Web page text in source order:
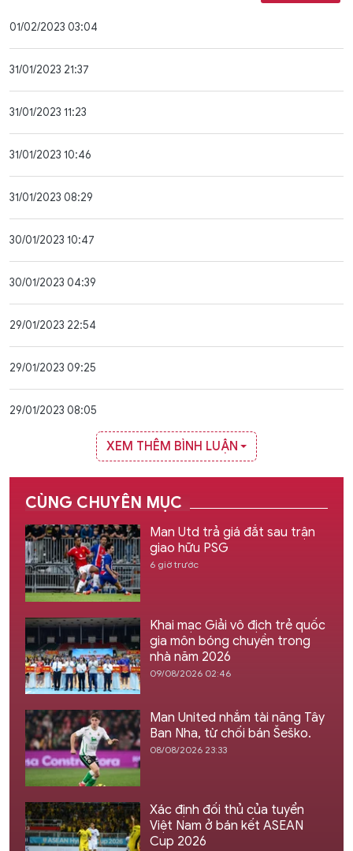
01/02/2023 03:04
31/01/2023 21:37
31/01/2023 11:23
31/01/2023 10:46
31/01/2023 08:29
30/01/2023 10:47
30/01/2023 04:39
29/01/2023 22:54
29/01/2023 09:25
29/01/2023 08:05
XEM THÊM BÌNH LUẬN
CÙNG CHUYÊN MỤC
Man Utd trả giá đắt sau trận
giao hữu PSG
6 giờ trước
Khai mạc Giải vô địch trẻ quốc
gia môn bóng chuyền trong
nhà năm 2026
09/08/2026 02:46
Man United nhắm tài năng Tây
Ban Nha, từ chối bán Šeško.
08/08/2026 23:33
Xác định đối thủ của tuyển
Việt Nam ở bán kết ASEAN
Cup 2026